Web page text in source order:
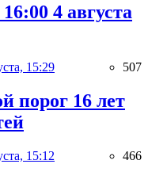
4 августа
15:29 507
порог 16 лет
15:12 466